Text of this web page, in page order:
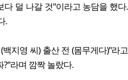
다 덜 나갈 것"이라고 농담을 했다.
.
지영 씨) 출산 전 (몸무게다)"라고
?"라며 깜짝 놀랐다.